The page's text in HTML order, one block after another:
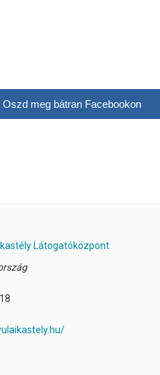
Oszd meg bátran Facebookon
Látogatóközpont